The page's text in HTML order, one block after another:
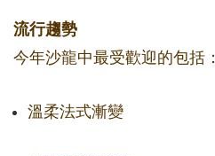
流行趨勢
今年沙龍中最受歡迎的包括：
溫柔法式漸變